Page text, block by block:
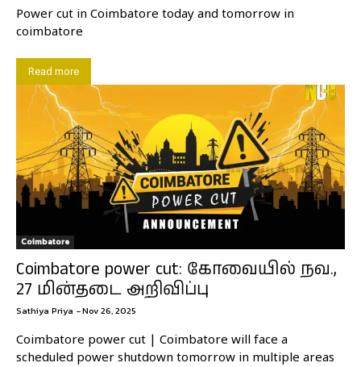
Power cut in Coimbatore today and tomorrow in
coimbatore
Read more
Coimbatore
Coimbatore power cut: கோவையில் நவ.,
27 மின்தடை அறிவிப்பு
Sathiya Priya -Nov 26, 2025
Coimbatore power cut | Coimbatore will face a
scheduled power shutdown tomorrow in multiple areas